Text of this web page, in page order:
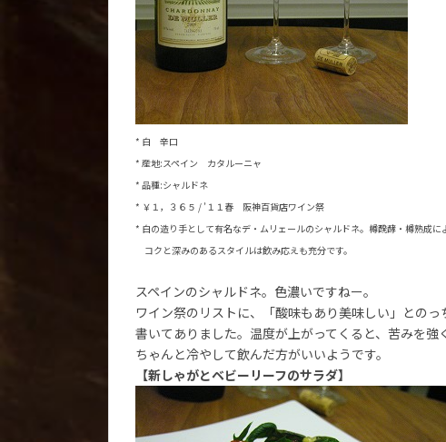
* 白 辛口
* 産地:スペイン カタルーニャ
* 品種:シャルドネ
* ￥１，３６５ / ’１１春 阪神百貨店ワイン祭
* 白の造り手として有名なデ・ムリェールのシャルドネ。樽醗酵・樽熟成に
コクと深みのあるスタイルは飲み応えも充分です。
スペインのシャルドネ。色濃いですねー。
ワイン祭のリストに、「酸味もあり美味しい」とのっ
書いてありました。温度が上がってくると、苦みを強
ちゃんと冷やして飲んだ方がいいようです。
【新しゃがとベビーリーフのサラダ】